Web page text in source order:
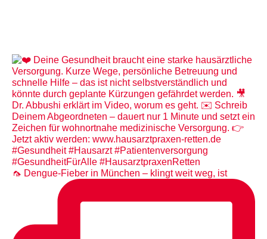
🦟 Dengue-Fieber in München – klingt weit weg, ist